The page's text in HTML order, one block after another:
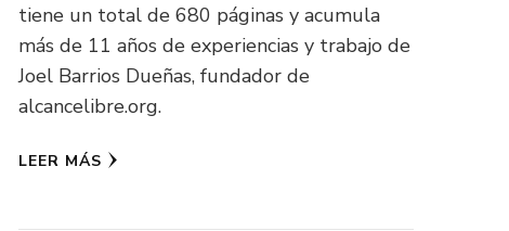
tiene un total de 680 páginas y acumula
más de 11 años de experiencias y trabajo de
Joel Barrios Dueñas, fundador de
alcancelibre.org.
LEER MÁS